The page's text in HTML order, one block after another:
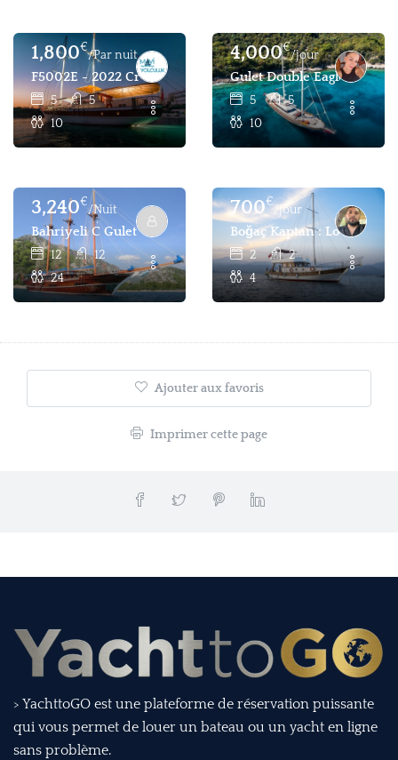
1,800€
/Par nuit
F5002E - 2022 Croisière Bleue En Turquie, Fethiye
5
5
10
4,000€
/jour
Gulet Double Eagle : Yacht
5
5
10
3,240€
/Nuit
Bahriyeli C Gulet - 12 Cabin 24 Pax Yacht For Charter -
12
12
24
700€
/jour
Boğaç Kaptan : Location
2
2
4
Ajouter aux favoris
Imprimer cette page
> YachttoGO est une plateforme de réservation puissante
qui vous permet de louer un bateau ou un yacht en ligne
sans problème.